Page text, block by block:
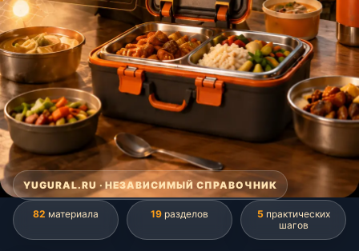
YUGURAL.RU · НЕЗАВИСИМЫЙ СПРАВОЧНИК
82 материала 19 разделов 5 практических
шагов